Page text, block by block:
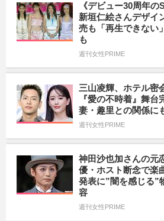
《デビュー30周年の
新垣仁絵さんデザイ
売も「再生できない
も
週刊女性PRIME
三山凌輝、ホテル密
『愛の不時着』舞台
妻・趣里との関係に
週刊女性PRIME
神田沙也加さんの元
優・ホスト断念で楽
発表に”闇を感じる”
容
週刊女性PRIME